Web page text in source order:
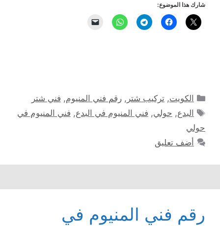
شارك هذا الموضوع:
التصنيفات
الكويت,تركيب شتر ,رقم فني المنيوم, فني شتر
الوسوم
البدع, حولي, فني المنيوم في البدع, فني المنيوم في
حولي
أضف تعليق
رقم فني المنيوم في